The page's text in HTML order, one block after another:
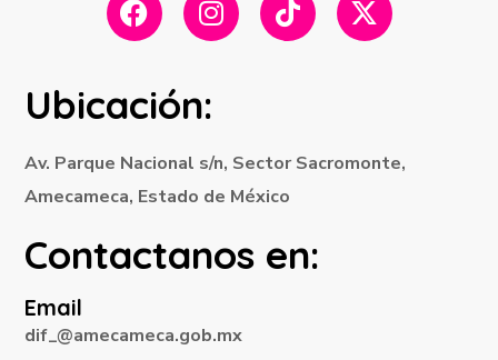
Ubicación:
Av. Parque Nacional s/n, Sector Sacromonte,
Amecameca, Estado de México
Contactanos en:
Email
dif_@amecameca.gob.mx